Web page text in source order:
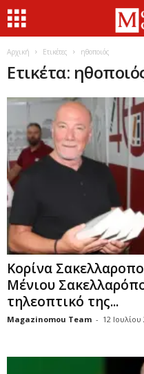
Αρχική Ετικέτες ηθοποιός
Ετικέτα:
Κορίνα
Μένιου
τηλεοπτικό της...
Magazinomou Team - 12 Ιουλίου